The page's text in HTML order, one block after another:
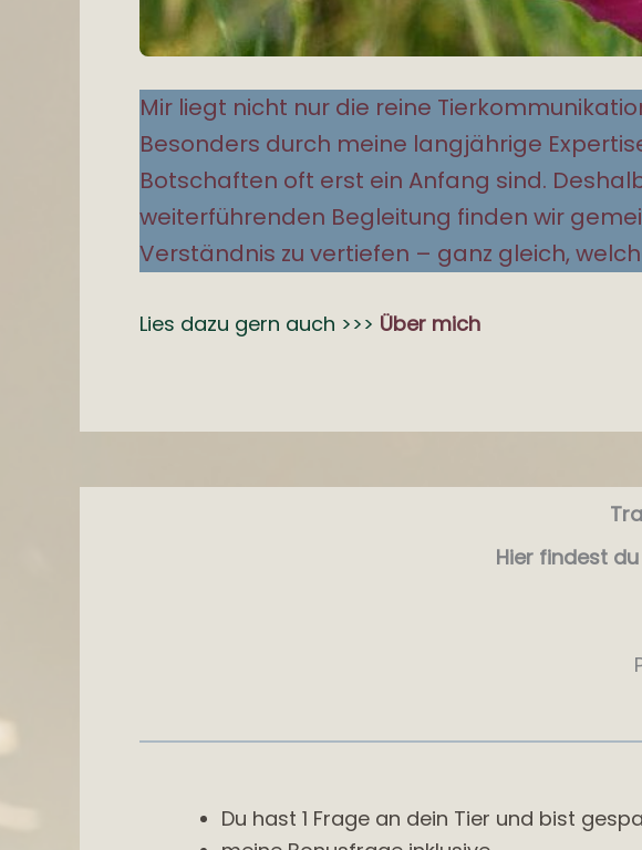
Mir liegt nicht nur die reine
Besonders durch meine langjährige
Botschaften oft erst ein Anfang sind.
weiterführenden Begleitung finden wir
Verständnis zu vertiefen – ganz gleich,
Lies dazu gern auch >>> Über mich
Hier findest
Du hast 1 Frage an dein Tier und bist